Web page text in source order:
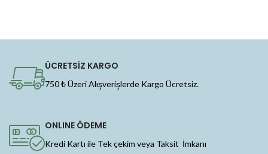
ÜCRETSİZ KARGO
750 ₺ Üzeri Alışverişlerde Kargo Ücretsiz.
ONLINE ÖDEME
Kredi Kartı ile Tek çekim veya Taksit İmkanı